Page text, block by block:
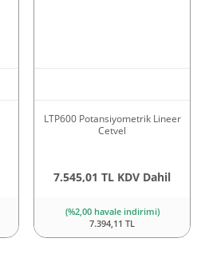
LTP600 Potansiyometrik Lineer
Cetvel
7.545,01 TL KDV Dahil
(%2,00 havale indirimi)
7.394,11 TL